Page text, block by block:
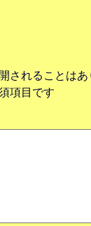
されることはあ
項目です